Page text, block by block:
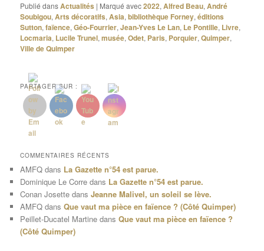
Publié dansActualités | Marqué avec2022,Alfred Beau,André
Soubigou,Arts décoratifs,Asia,bibliothèque Forney,éditions
Sutton,faïence,Géo-Fourrier,Jean-Yves Le Lan, Le Pontille, Livre,
Locmaria, Lucile Trunel,musée,Odet, Paris, Porquier,Quimper,
Ville de Quimper
PARTAGER SUR :
COMMENTAIRES RÉCENTS
AMFQ dans La Gazette n°54 est parue.
Dominique Le Corre dans La Gazette n°54 est parue.
Conan Josette dansJeanne Malivel, un soleil se lève.
AMFQ dansQue vaut ma pièce en faïence ? (Côté Quimper)
Peillet-Ducatel Martine dansQue vaut ma pièce en faïence ?
(Côté Quimper)